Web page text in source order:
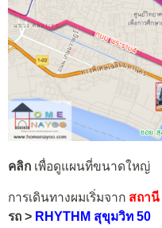
คลิก เพื่อดูแผนที่ขนาดใหญ่
การเดินทางผมเริ่มจาก สถานี
รถ > RHYTHM สุขุมวิท 50